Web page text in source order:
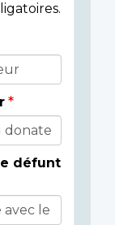
défunt